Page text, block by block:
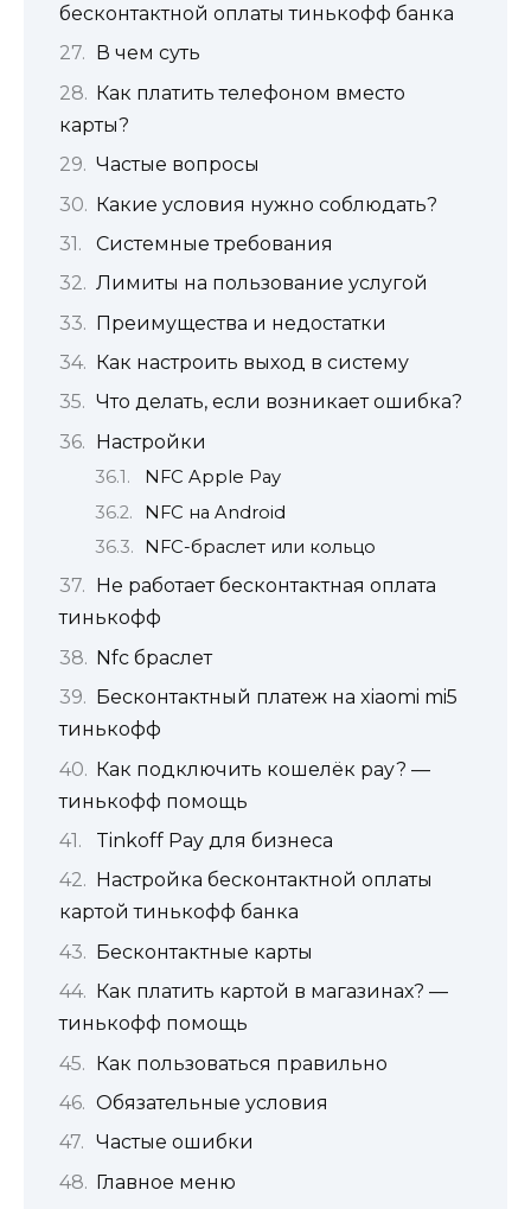
бесконтактной оплаты тинькофф банка
В чем суть
Как платить телефоном вместо
карты?
Частые вопросы
Какие условия нужно соблюдать?
Системные требования
Лимиты на пользование услугой
Преимущества и недостатки
Как настроить выход в систему
Что делать, если возникает ошибка?
Настройки
NFC Apple Pay
NFC на Android
NFC-браслет или кольцо
Не работает бесконтактная оплата
тинькофф
Nfc браслет
Бесконтактный платеж на xiaomi mi5
тинькофф
Как подключить кошелёк pay? —
тинькофф помощь
Tinkoff Pay для бизнеса
Настройка бесконтактной оплаты
картой тинькофф банка
Бесконтактные карты
Как платить картой в магазинах? —
тинькофф помощь
Как пользоваться правильно
Обязательные условия
Частые ошибки
Главное меню